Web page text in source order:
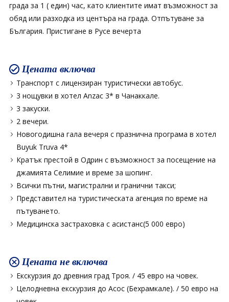
града за 1 ( един) час, като клиентите имат възможност за
обяд или разходка из центъра на града. Отпътуване за
България. Пристигане в Русе вечерта
Цената включва
Транспорт с лицензиран туристически автобус.
3 нощувки в хотел Anzac 3* в Чанаккале.
3 закуски.
2 вечери.
Новогодишна гала вечеря с празнична програма в хотел
Buyuk Truva 4*
Кратък престой в Одрин с възможност за посещение на
джамията Селимие и време за шопинг.
Всички пътни, магистрални и гранични такси;
Представител на туристическата агенция по време на
пътуването.
Медицинска застраховка с асистанс(5 000 евро)
Цената не включва
Екскурзия до древния град Троя. / 45 евро на човек.
Целодневна екскурзия до Асос (Бехрамкале). / 50 евро на